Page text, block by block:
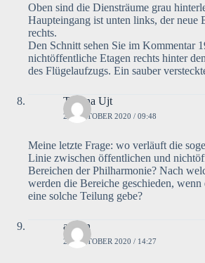
Oben sind die Diensträume grau
Haupteingang ist unten links, der neue
rechts.
Den Schnitt sehen Sie im Kommentar
nichtöffentliche Etagen rechts hinter
des Flügelaufzugs. Ein sauber
Tatiana Ujt
27. OKTOBER 2020 / 09:48
Meine letzte Frage: wo verläuft die
Linie zwischen öffentlichen und
Bereichen der Philharmonie? Nach
werden die Bereiche geschieden, wenn
eine solche Teilung gebe?
admin
24. OKTOBER 2020 / 14:27